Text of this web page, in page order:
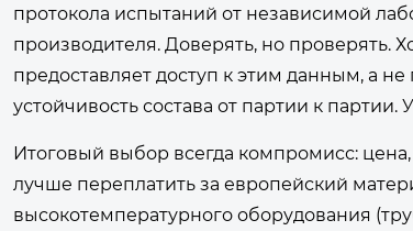
протокола испытаний от независимой
производителя. Доверять, но проверять.
предоставляет доступ к этим данным, а
устойчивость состава от партии к
Итоговый выбор всегда компромисс:
лучше переплатить за европейский
высокотемпературного оборудования